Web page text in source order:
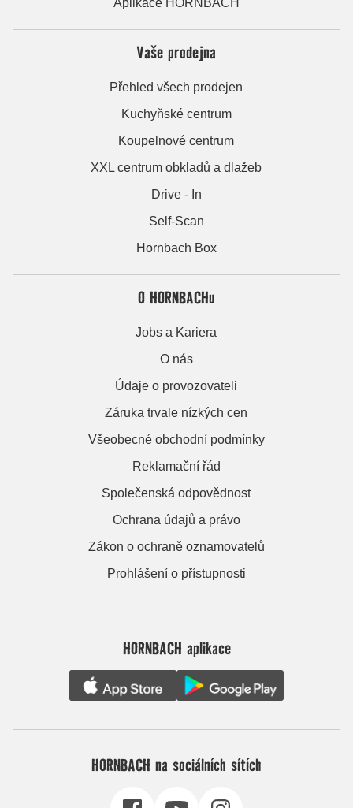
Vaše prodejna
Přehled všech prodejen
Kuchyňské centrum
Koupelnové centrum
XXL centrum obkladů a dlažeb
Drive - In
Self-Scan
Hornbach Box
O HORNBACHu
Jobs a Kariera
O nás
Údaje o provozovateli
Záruka trvale nízkých cen
Všeobecné obchodní podmínky
Reklamační řád
Společenská odpovědnost
Ochrana údajů a právo
Zákon o ochraně oznamovatelů
Prohlášení o přístupnosti
HORNBACH aplikace
HORNBACH na sociálních sítích